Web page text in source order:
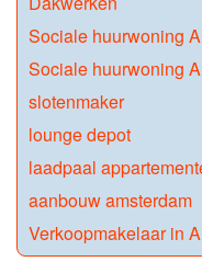
Sociale huurwoning
Sociale huurwoning
slotenmaker
lounge depot
laadpaal
aanbouw amsterdam
Verkoopmakelaar in